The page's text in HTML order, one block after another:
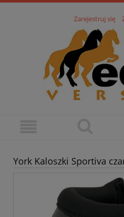
Zarejestruj się
York Kaloszki Sportiva